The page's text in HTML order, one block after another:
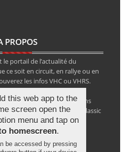
PROPOS
le portail de l’actualité du
ce soit en circuit, en rallye ou en
les infos VHC ou VHRS.
des épreuves ainsi que
de la voiture ancienne, sans
avec notre partenaire Classic
this web app to the
screen open the
menu and tap on
homescreen.
be accessed by pressing